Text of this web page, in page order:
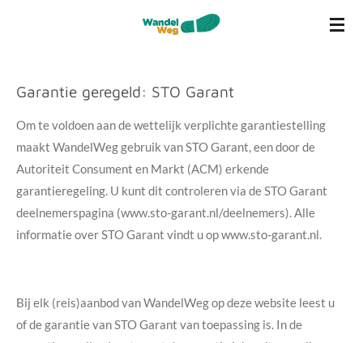
deGarantie geregeld: STO Garant
Om te voldoen aan de wettelijk verplichte garantiestelling
maakt WandelWeggebruik van STO Garant, een door de
Autoriteit Consument en Markt (ACM) erkende
garantieregeling. U kunt dit controleren via de STO Garant
deelnemerspagina (www.sto-garant.nl/deelnemers). Alle
informatie over STO Garant vindt u op www.sto-garant.nl.
Bij elk (reis)aanbod vanWandelWegop deze website leest u
of de garantie van STO Garant van toepassing is. In de